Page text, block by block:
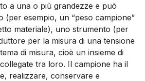
a una o più grandezze e può
(per esempio, un “peso campione”
materiale), uno strumento (per
per la misura di una tensione
di misura, cioè un insieme di
tra loro. Il campione ha il
realizzare, conservare e